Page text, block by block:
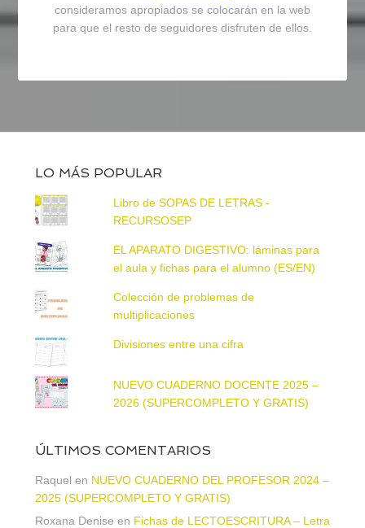
consideramos apropiados se colocarán en la web
para que el resto de seguidores disfruten de ellos.
LO MÁS POPULAR
Libro de SOPAS DE LETRAS -
RECURSOSEP
EL APARATO DIGESTIVO: láminas para
el aula y fichas para el alumno (ES/EN)
Colección de problemas de
multiplicaciones
Divisiones entre una cifra
NUEVO CUADERNO DOCENTE 2025 –
2026 (SUPERCOMPLETO Y GRATIS)
ÚLTIMOS COMENTARIOS
Raquel en NUEVO CUADERNO DEL PROFESOR 2024 –
2025 (SUPERCOMPLETO Y GRATIS)
Roxana Denise en Fichas de LECTOESCRITURA – Letra